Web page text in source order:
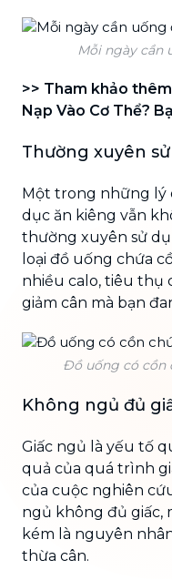
Mỗi ngày cần
>> Tham khảo
Nạp Vào Cơ Thể?
Thường xuyên
Một trong những lý
dục ăn kiêng vẫn
thường xuyên sử
loại đồ uống chứa
nhiều calo, tiêu thụ
giảm cân mà bạn
Đồ uống có cồn
Không ngủ đủ
Giấc ngủ là yếu tố
quả của quá trình
của cuộc nghiên
ngủ không đủ giấc,
kém là nguyên
thừa cân.